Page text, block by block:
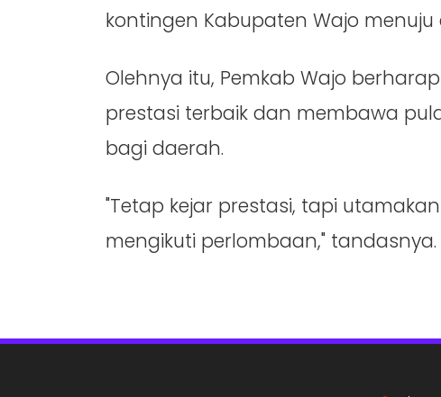
kontingen Kabupaten Wajo menuju
Olehnya itu, Pemkab Wajo
prestasi terbaik dan membawa
bagi daerah.
"Tetap kejar prestasi, tapi
mengikuti perlombaan," tandasnya.